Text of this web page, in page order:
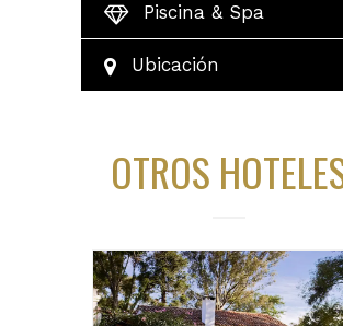
Piscina & Spa
Ubicación
OTROS